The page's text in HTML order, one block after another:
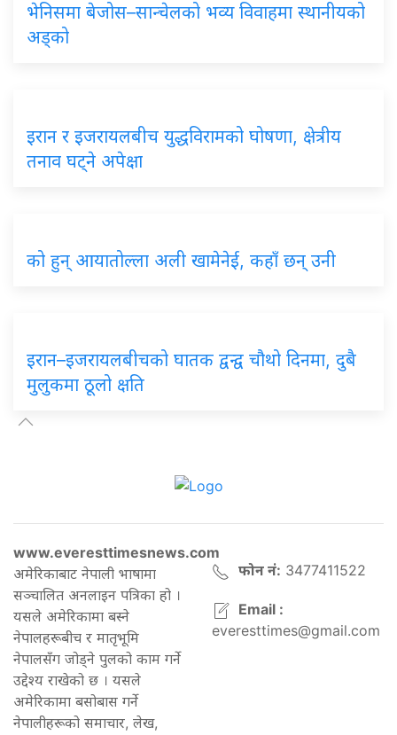
भेनिसमा बेजोस–सान्चेलको भव्य विवाहमा स्थानीयको
अड्को
इरान र इजरायलबीच युद्धविरामको घोषणा, क्षेत्रीय
तनाव घट्ने अपेक्षा
को हुन् आयातोल्ला अली खामेनेई, कहाँ छन् उनी
इरान–इजरायलबीचको घातक द्वन्द्व चौथो दिनमा, दुबै
मुलुकमा ठूलो क्षति
www.everesttimesnews.com
अमेरिकाबाट नेपाली भाषामा
सञ्चालित अनलाइन पत्रिका हो ।
यसले अमेरिकामा बस्ने
नेपालहरूबीच र मातृभूमि
नेपालसँग जोड्ने पुलको काम गर्ने
उद्देश्य राखेको छ । यसले
अमेरिकामा बसोबास गर्ने
नेपालीहरूको समाचार, लेख,
फोन नं: 3477411522
Email :
everesttimes@gmail.com